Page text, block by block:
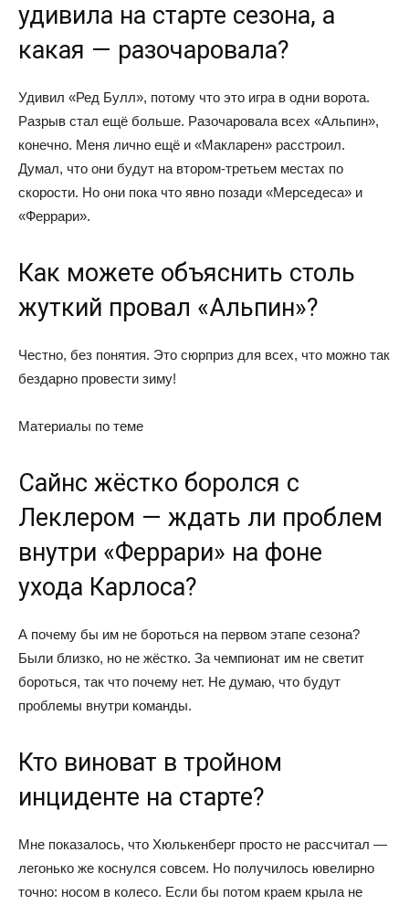
удивила на старте сезона, а
какая — разочаровала?
Удивил «Ред Булл», потому что это игра в одни ворота.
Разрыв стал ещё больше. Разочаровала всех «Альпин»,
конечно. Меня лично ещё и «Макларен» расстроил.
Думал, что они будут на втором-третьем местах по
скорости. Но они пока что явно позади «Мерседеса» и
«Феррари».
Как можете объяснить столь
жуткий провал «Альпин»?
Честно, без понятия. Это сюрприз для всех, что можно так
бездарно провести зиму!
Материалы по теме
Сайнс жёстко боролся с
Леклером — ждать ли проблем
внутри «Феррари» на фоне
ухода Карлоса?
А почему бы им не бороться на первом этапе сезона?
Были близко, но не жёстко. За чемпионат им не светит
бороться, так что почему нет. Не думаю, что будут
проблемы внутри команды.
Кто виноват в тройном
инциденте на старте?
Мне показалось, что Хюлькенберг просто не рассчитал —
легонько же коснулся совсем. Но получилось ювелирно
точно: носом в колесо. Если бы потом краем крыла не